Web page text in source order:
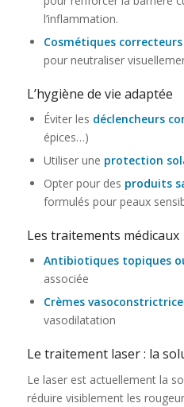
l’inflammation.
Cosmétiques correcteurs
pour neutraliser
L’hygiène de vie adaptée
Éviter les déclencheurs
épices…)
Utiliser une protection
Opter pour des produits
formulés pour peaux
Les traitements médicaux
Antibiotiques topiques
associée
Crèmes
vasodilatation
Le traitement laser : la
Le laser est actuellement la
réduire visiblement les